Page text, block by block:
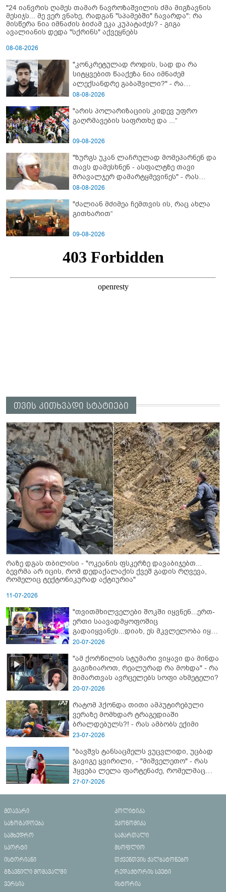
"24 იანვრის ღამეს თამარ ნავროზაშვილის ძმა მიგზავნის
მესიჯს... მე ვერ ვნახე, რადგან "სპამებში" ჩავარდა": რა
მისწერა ნია იმნაძის ბიძამ ეკა კუპატაძეს? - გიგა
ავალიანის დედა "სქრინს" აქვეყნებს
08-08-2026
"კონკრეტულად როდის, სად და რა
სიტყვებით წააქეზა ნია იმნაძემ
ალექსანდრე გაბაშვილი?" - რა
მიმართვას ავრცელებს ნია იმნაძის
08-08-2026
"არის პოლარიზაციის კიდევ უფრო
გაღრმავების საფრთხე და ...“
09-08-2026
"ზურგს უკან ლაჩრულად მომეპარნენ და
თავს დამესხნენ - ასფალტზე თავი
მრავალჯერ დამარტყმევინეს" - რას
ჰყვება კურიერი, რომელსაც
გაუსწორდნენ?
08-08-2026
"ძალიან მძიმეა ჩემთვის ის, რაც ახლა
გითხარით“
09-08-2026
თვის კითხვადი სტატიები
რაზე დგას თბილისი - "ოკეანის ფსკერზე დავაბიჯებთ...
ბევრმა არ იცის, რომ დედაქალაქის ქვეშ გადის რღვევა,
რომელიც ტექტონიკურად აქტიურია"
11-07-2026
"თვითმხილველები შოკში იყვნენ...ერთ-
ერთი საავადმყოფოშიც
გადაიყვანეს...დიახ, ეს მკვლელობა იყო"
- გორში დატრიალებული ტრაგედიის
20-07-2026
"ამ ქორწილის სტუმარი ვიყავი და მინდა
გაგიზიაროთ, რეალურად რა მოხდა" - რა
მიმართვას ავრცელებს სოფი ახმეტელი?
20-07-2026
რატომ ჰქონდა თითი ამპუტირებული
ვერაზე მომხდარ ტრაგედიაში
ბრალდებულს?! - რას ამბობს ექიმი
23-07-2026
"ბავშვს ტანსაცმელს ვუცვლიდი, უცბად
გავიგე ყვირილი, - "მიშველეთო" - რას
ჰყვება ლელა ფარტენაძე, რომელმაც
ბათუმში 16 წლის ბიჭი ზღვაში
27-07-2026
მთავარი
პოლიტიკა
საზოგადოება
ეკონომიკა
სამხედრო
სამართალი
სპორტი
მსოფლიო
ისტორიანი
თქვენთვის ქალბატონებო
გზავნილი მომავალში
რედაქტორის სვეტი
ვერსია
ისტორია